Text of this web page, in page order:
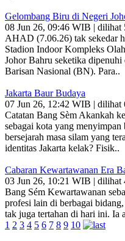
Gelombang Biru di Negeri
08 Jun 26, 09:46 WIB | dilihat
AHAD (7.06.26) tak sekedar
Stadion Indoor Kompleks
Johor Bahru seketika
Barisan Nasional (BN). Para..
Jakarta Baur Budaya
07 Jun 26, 12:42 WIB | dilihat
Catatan Bang Sèm Akankah
sebagai kota yang
bersejarah masa silam yang
identitas Jakarta kelak? Fisik..
Cabaran Kewartawanan Era
03 Jun 26, 10:21 WIB | dilihat
Bang Sém Kewartawanan
profesi lain di berbagai
tak juga tertahan di hari ini. Ia
1 2 3 4 5 6 7 8 9 10